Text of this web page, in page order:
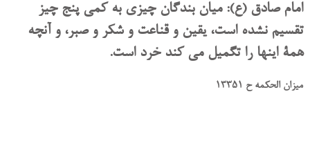
امام صادق (ع): میان بندگان چیزی به کمی پنج چیز
تقسیم نشده است، یقین و قناعت و شکر و صبر، و آنچه
همۀ اینها را تگمیل می کند خرد است.
میزان الحکمه ح 13351